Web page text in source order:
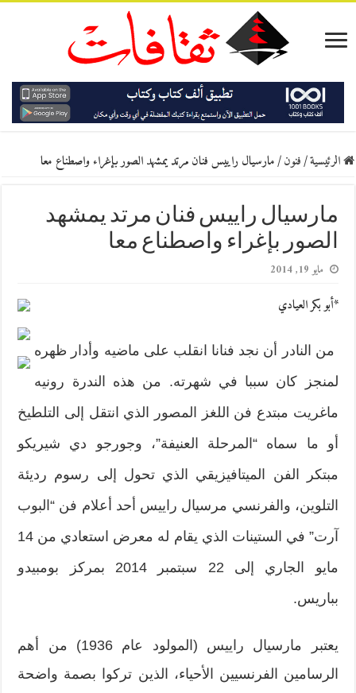
الرئيسية/فنون/مارسيال راييس فنان مرتد يمشهد الصور بإغراء واصطناع معا
مارسيال راييس فنان مرتد يمشهد
الصور بإغراء واصطناع معا
مايو 19, 2014
*أبو بكر العيادي
من النادر أن نجد فنانا انقلب على ماضيه وأدار ظهره
لمنجز كان سببا في شهرته. من هذه الندرة رونيه
ماغريت مبتدع فن اللغز المصور الذي انتقل إلى التلطيخ
أو ما سماه “المرحلة العنيفة”، وجورجو دي شيريكو
مبتكر الفن الميتافيزيقي الذي تحول إلى رسوم رديئة
التلوين، والفرنسي مرسيال راييس أحد أعلام فن “البوب
آرت” في الستينات الذي يقام له معرض استعادي من 14
مايو الجاري إلى 22 سبتمبر 2014 بمركز بومبيدو
بباريس.
يعتبر مارسيال راييس (المولود عام 1936) من أهم
الرسامين الفرنسيين الأحياء، الذين تركوا بصمة واضحة